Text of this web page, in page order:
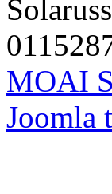
MOAI
Joomla